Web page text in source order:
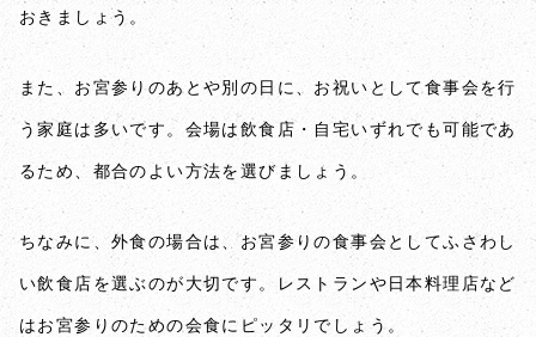
おきましょう。
また、お宮参りのあとや別の日に、お祝いとして食事会を行
う家庭は多いです。会場は飲食店・自宅いずれでも可能であ
るため、都合のよい方法を選びましょう。
ちなみに、外食の場合は、お宮参りの食事会としてふさわし
い飲食店を選ぶのが大切です。レストランや日本料理店など
はお宮参りのための会食にピッタリでしょう。